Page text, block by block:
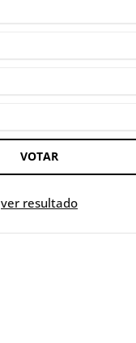
VOTAR
ver resultado